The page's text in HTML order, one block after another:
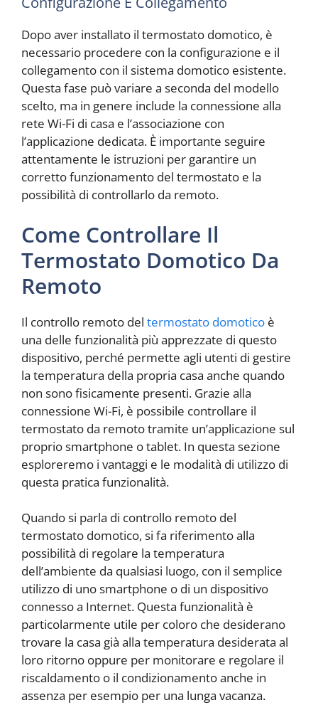
Dopo aver installato il termostato domotico, è
necessario procedere con la configurazione e il
collegamento con il sistema domotico esistente.
Questa fase può variare a seconda del modello
scelto, ma in genere include la connessione alla
rete Wi-Fi di casa e l’associazione con
l’applicazione dedicata. È importante seguire
attentamente le istruzioni per garantire un
corretto funzionamento del termostato e la
possibilità di controllarlo da remoto.
Come Controllare Il
Termostato Domotico Da
Remoto
Il controllo remoto del termostato domotico è
una delle funzionalità più apprezzate di questo
dispositivo, perché permette agli utenti di gestire
la temperatura della propria casa anche quando
non sono fisicamente presenti. Grazie alla
connessione Wi-Fi, è possibile controllare il
termostato da remoto tramite un’applicazione sul
proprio smartphone o tablet. In questa sezione
esploreremo i vantaggi e le modalità di utilizzo di
questa pratica funzionalità.
Quando si parla di controllo remoto del
termostato domotico, si fa riferimento alla
possibilità di regolare la temperatura
dell’ambiente da qualsiasi luogo, con il semplice
utilizzo di uno smartphone o di un dispositivo
connesso a Internet. Questa funzionalità è
particolarmente utile per coloro che desiderano
trovare la casa già alla temperatura desiderata al
loro ritorno oppure per monitorare e regolare il
riscaldamento o il condizionamento anche in
assenza per esempio per una lunga vacanza.